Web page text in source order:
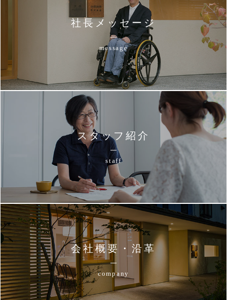
社長メッセージ
message
スタッフ紹介
staff
会社概要・沿革
company